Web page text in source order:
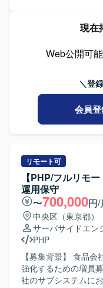
ています。サンプル
くスタイルとなりま
APIの開発、データ
像】 AIを活用したプ
積極的に提案しなが
います。新しいツー
で、柔軟に設計変更
す。 【ポジションの魅力】 AI連携APIやプロンプト設計な
APIといったツールを
一貫して関わること
ことができます。 【開発環境】 TypeScript（フロント）、
Python、Dify、
ます。
現在
Web公開可
＼登
会員
リモート可
【PHP/フルリモ
運用保守
〜700,000円/
中央区（東京都）
サーバサイドエン
PHP
【募集背景】 食品
強化するための増員募集となりま
社のサブシステムに